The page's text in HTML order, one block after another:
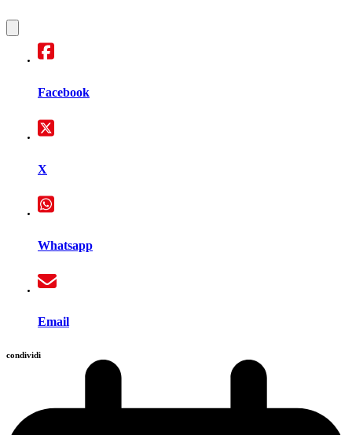
Facebook
X
Whatsapp
Email
condividi